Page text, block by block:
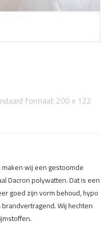
wij een gestoomde
Dacron polywatten. Dat is een
goed zijn vorm behoud, hypo
Wij hechten